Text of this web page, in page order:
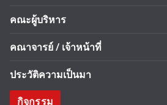
คณะผู้บริหาร
คณาจารย์ / เจ้าหน้าที่
ประวัติความเป็นมา
กิจกรรม